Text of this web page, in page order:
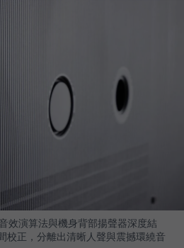
效演算法與機身背部揚聲器深度結
校正，分離出清晰人聲與震撼環繞音